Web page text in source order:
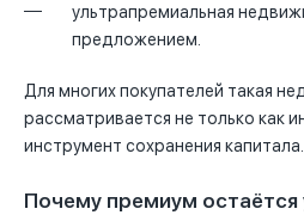
ультрапремиальная
предложением.
Для многих покупателей такая
рассматривается не только как
инструмент сохранения капитала.
Почему премиум